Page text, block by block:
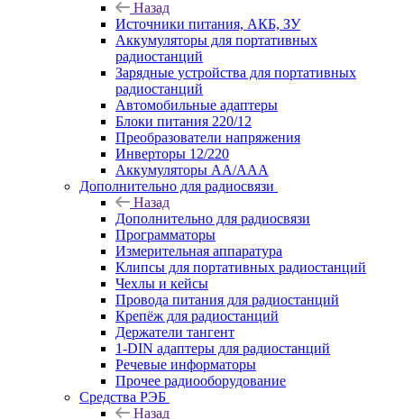
Назад
Источники питания, АКБ, ЗУ
Аккумуляторы для портативных
радиостанций
Зарядные устройства для портативных
радиостанций
Автомобильные адаптеры
Блоки питания 220/12
Преобразователи напряжения
Инверторы 12/220
Аккумуляторы АА/ААА
Дополнительно для радиосвязи
Назад
Дополнительно для радиосвязи
Программаторы
Измерительная аппаратура
Клипсы для портативных радиостанций
Чехлы и кейсы
Провода питания для радиостанций
Крепёж для радиостанций
Держатели тангент
1-DIN адаптеры для радиостанций
Речевые информаторы
Прочее радиооборудование
Средства РЭБ
Назад